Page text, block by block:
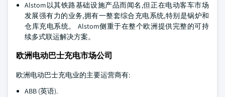
Alstom以其铁路基础设施产品而闻名,但正在电动客车市场
发展强有力的业务,拥有一整套综合充电系统,特别是锅炉和
仓库充电系统。 Alstom侧重于在整个欧洲提供完整的可持
续多式联运解决方案。
欧洲电动巴士充电市场公司
欧洲电动巴士充电业的主要运营商有:
ABB (英语).